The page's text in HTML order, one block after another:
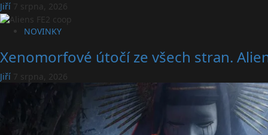
Jiří 7 srpna, 2026
NOVINKY
Xenomorfové útočí ze všech stran.
Jiří 7 srpna, 2026